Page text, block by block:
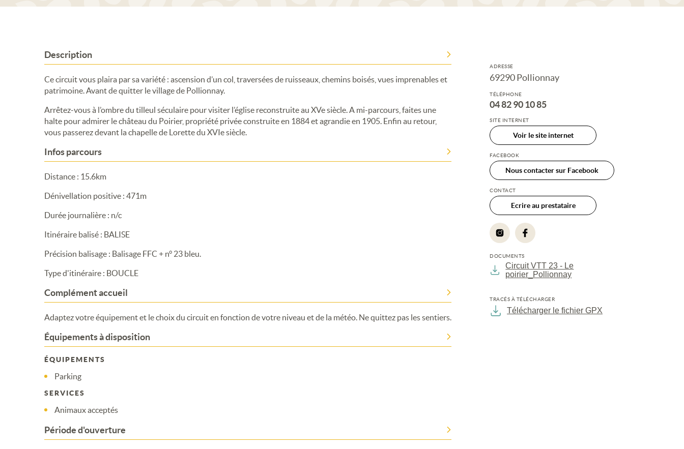
Description
Ce circuit vous plaira par sa variété : ascension d’un col, traversées de ruisseaux, chemins boisés, vues imprenables et
patrimoine. Avant de quitter le village de Pollionnay.
Arrêtez-vous à l’ombre du tilleul séculaire pour visiter l’église reconstruite au XVe siècle. A mi-parcours, faites une
halte pour admirer le château du Poirier, propriété privée construite en 1884 et agrandie en 1905. Enfin au retour,
vous passerez devant la chapelle de Lorette du XVIe siècle.
Infos parcours
Distance : 15.6km
Dénivellation positive : 471m
Durée journalière : n/c
Itinéraire balisé : BALISE
Précision balisage : Balisage FFC + n° 23 bleu.
Type d'itinéraire : BOUCLE
Complément accueil
Adaptez votre équipement et le choix du circuit en fonction de votre niveau et de la météo. Ne quittez pas les sentiers.
Équipements à disposition
ÉQUIPEMENTS
Parking
SERVICES
Animaux acceptés
Période d'ouverture
ADRESSE
69290 Pollionnay
TÉLÉPHONE
04 82 90 10 85
SITE INTERNET
Voir le site internet
FACEBOOK
Nous contacter sur Facebook
CONTACT
Ecrire au prestataire
DOCUMENTS
Circuit VTT 23 - Le
poirier_Pollionnay
TRACÉS À TÉLÉCHARGER
Télécharger le fichier GPX